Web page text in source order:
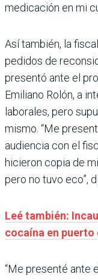
medicación en mi
Así también, la
pedidos de
presentó ante el
Emiliano Rolón, a
laborales, pero
mismo. “Me
audiencia con el
hicieron copia de
pero no tuvo eco”,
Leé también:
cocaína en puerto
“Me presenté ante